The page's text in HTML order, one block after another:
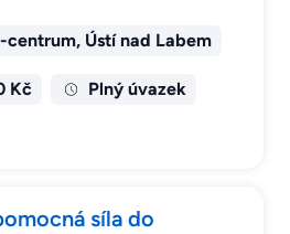
centrum, Ústí nad Labem
Kč Plný úvazek
síla do